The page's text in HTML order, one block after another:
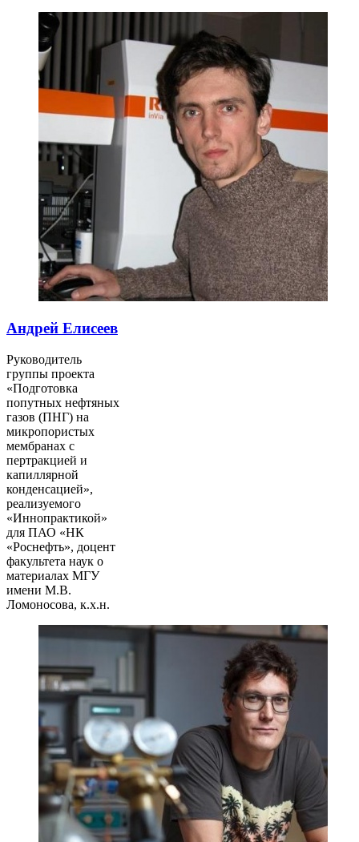
Андрей Елисеев
Руководитель
группы проекта
«Подготовка
попутных нефтяных
газов (ПНГ) на
микропористых
мембранах с
пертракцией и
капиллярной
конденсацией»,
реализуемого
«Иннопрактикой»
для ПАО «НК
«Роснефть», доцент
факультета наук о
материалах МГУ
имени М.В.
Ломоносова, к.х.н.